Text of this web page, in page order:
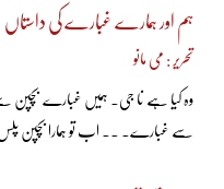
ہم اور ہمارے غبارے کی داستاں
تحریر : می مانو
وہ کیا ہے نا جی۔ ہمیں غبارے بچپن
سے غبارے۔ ۔۔ اب تو ہمارا بچپن